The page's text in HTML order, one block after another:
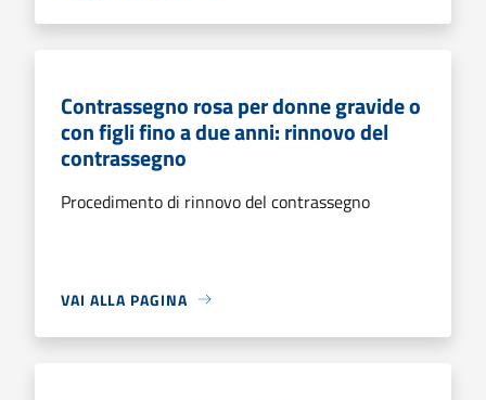
Contrassegno rosa per donne gravide o
con figli fino a due anni: rinnovo del
contrassegno
Procedimento di rinnovo del contrassegno
VAI ALLA PAGINA